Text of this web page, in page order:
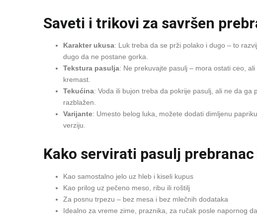
Saveti i trikovi za savršen
Karakter ukusa: Luk treba da se prži polako i dugo – to
dugo da ne postane gorka.
Tekstura pasulja: Ne prekuvajte pasulj – mora ostati ceo,
kremast.
Tekućina: Voda ili bujon treba da pokrije pasulj, ali ne da ga
razblažen.
Varijante: Umesto belog luka, možete dodati dimljenu
verziju.
Kako servirati pasulj
Kao samostalno jelo uz hleb i kiseli kupus
Kao prilog uz pečeno meso, ribu ili roštilj
Za posnu trpezu – bez mesa i bez mlečnih dodataka
Idealno za vreme zime, praznika, za ručak posle napornog